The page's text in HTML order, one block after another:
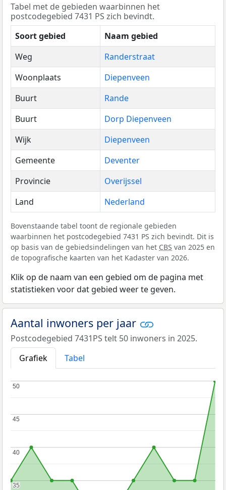
Tabel met de gebieden waarbinnen het
postcodegebied 7431 PS zich bevindt.
Soort gebied
Naam gebied
Weg
Randerstraat
Woonplaats
Diepenveen
Buurt
Rande
Buurt
Dorp Diepenveen
Wijk
Diepenveen
Gemeente
Deventer
Provincie
Overijssel
Land
Nederland
Bovenstaande tabel toont de regionale gebieden
waarbinnen het postcodegebied 7431 PS zich bevindt. Dit is
op basis van de gebiedsindelingen van het CBS van 2025 en
de topografische kaarten van het Kadaster van 2026.
Klik op de naam van een gebied om de pagina met
statistieken voor dat gebied weer te geven.
Aantal inwoners per jaar
Postcodegebied 7431PS telt 50 inwoners in 2025.
Grafiek
Tabel
35
35
40
40
45
45
50
50